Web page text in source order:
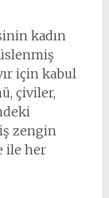
kadın
için kabul
çiviler,
zengin
ile her